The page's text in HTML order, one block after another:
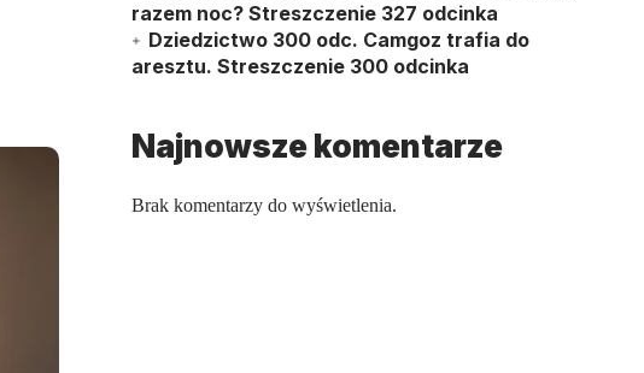
razem noc? Streszczenie 327 odcinka
Dziedzictwo 300 odc. Camgoz trafia do
aresztu. Streszczenie 300 odcinka
Najnowsze komentarze
Brak komentarzy do wyświetlenia.